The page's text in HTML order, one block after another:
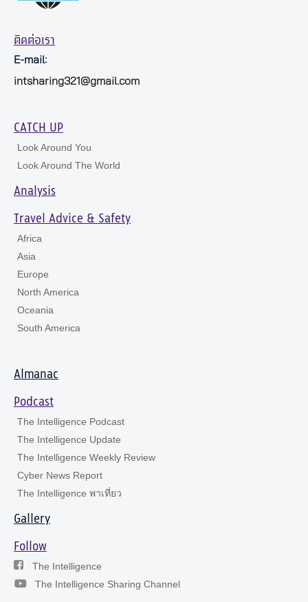
ติดต่อเรา
E-mail:
intsharing321@gmail.com
CATCH UP
Look Around You
Look Around The World
Analysis
Travel Advice & Safety
Africa
Asia
Europe
North America
Oceania
South America
Almanac
Podcast
The Intelligence Podcast
The Intelligence Update
The Intelligence Weekly Review
Cyber News Report
The Intelligence พาเที่ยว
Gallery
Follow
The Intelligence
The Intelligence Sharing Channel